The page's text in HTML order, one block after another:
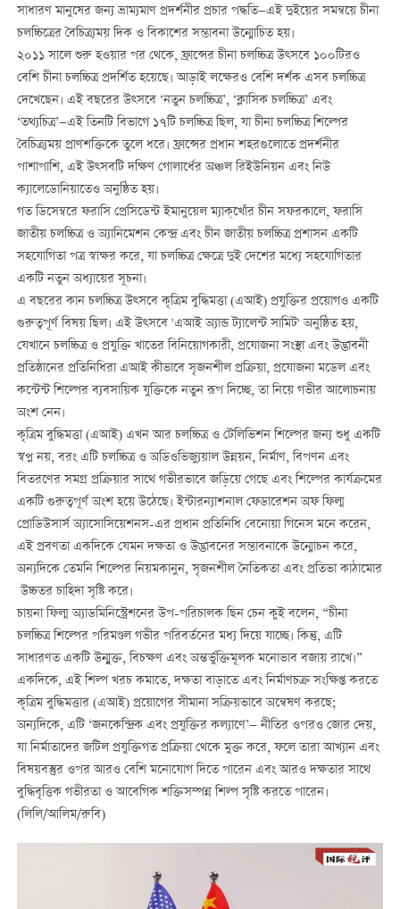
সাধারণ মানুষের জন্য ভ্রাম্যমাণ প্রদর্শনীর প্রচার পদ্ধতি—এই দুইয়ের সমন্বয়ে চীনা
চলচ্চিত্রের বৈচিত্র্যময় দিক ও বিকাশের সম্ভাবনা উন্মোচিত হয়।
২০১১ সালে শুরু হওয়ার পর থেকে, ফ্রান্সের চীনা চলচ্চিত্র উত্সবে ১০০টিরও
বেশি চীনা চলচ্চিত্র প্রদর্শিত হয়েছে। আড়াই লক্ষেরও বেশি দর্শক এসব চলচ্চিত্র
দেখেছেন। এই বছরের উত্সবে ‘নতুন চলচ্চিত্র’, ‘ক্লাসিক চলচ্চিত্র’ এবং
‘তথ্যচিত্র’—এই তিনটি বিভাগে ১৭টি চলচ্চিত্র ছিল, যা চীনা চলচ্চিত্র শিল্পের
বৈচিত্র্যময় প্রাণশক্তিকে তুলে ধরে। ফ্রান্সের প্রধান শহরগুলোতে প্রদর্শনীর
পাশাপাশি, এই উত্সবটি দক্ষিণ গোলার্ধের অঞ্চল রিইউনিয়ন এবং নিউ
ক্যালেডোনিয়াতেও অনুষ্ঠিত হয়।
গত ডিসেম্বরে ফরাসি প্রেসিডেন্ট ইমানুয়েল ম্যাক্‌খোঁর চীন সফরকালে, ফরাসি
জাতীয় চলচ্চিত্র ও অ্যানিমেশন কেন্দ্র এবং চীন জাতীয় চলচ্চিত্র প্রশাসন একটি
সহযোগিতা পত্র স্বাক্ষর করে, যা চলচ্চিত্র ক্ষেত্রে দুই দেশের মধ্যে সহযোগিতার
একটি নতুন অধ্যায়ের সূচনা।
এ বছরের কান চলচ্চিত্র উত্সবে কৃত্রিম বুদ্ধিমত্তা (এআই) প্রযুক্তির প্রয়োগও একটি
গুরুত্বপূর্ণ বিষয় ছিল। এই উত্সবে 'এআই অ্যান্ড ট্যালেন্ট সামিট' অনুষ্ঠিত হয়,
যেখানে চলচ্চিত্র ও প্রযুক্তি খাতের বিনিয়োগকারী, প্রযোজনা সংস্থা এবং উদ্ভাবনী
প্রতিষ্ঠানের প্রতিনিধিরা এআই কীভাবে সৃজনশীল প্রক্রিয়া, প্রযোজনা মডেল এবং
কন্টেন্ট শিল্পের ব্যবসায়িক যুক্তিকে নতুন রূপ দিচ্ছে, তা নিয়ে গভীর আলোচনায়
অংশ নেন।
কৃত্রিম বুদ্ধিমত্তা (এআই) এখন আর চলচ্চিত্র ও টেলিভিশন শিল্পের জন্য শুধু একটি
স্বপ্ন নয়, বরং এটি চলচ্চিত্র ও অডিওভিজ্যুয়াল উন্নয়ন, নির্মাণ, বিপণন এবং
বিতরণের সমগ্র প্রক্রিয়ার সাথে গভীরভাবে জড়িয়ে গেছে এবং শিল্পের কার্যক্রমের
একটি গুরুত্বপূর্ণ অংশ হয়ে উঠেছে। ইন্টারন্যাশনাল ফেডারেশন অফ ফিল্ম
প্রোডিউসার্স অ্যাসোসিয়েশনস-এর প্রধান প্রতিনিধি বেনোয়া গিনেস মনে করেন,
এই প্রবণতা একদিকে যেমন দক্ষতা ও উদ্ভাবনের সম্ভাবনাকে উন্মোচন করে,
অন্যদিকে তেমনি শিল্পের নিয়মকানুন, সৃজনশীল নৈতিকতা এবং প্রতিভা কাঠামোর
উচ্চতর চাহিদা সৃষ্টি করে।
চায়না ফিল্ম অ্যাডমিনিস্ট্রেশনের উপ-পরিচালক ছিন চেন কুই বলেন, “চীনা
চলচ্চিত্র শিল্পের পরিমণ্ডল গভীর পরিবর্তনের মধ্য দিয়ে যাচ্ছে। কিন্তু, এটি
সাধারণত একটি উন্মুক্ত, বিচক্ষণ এবং অন্তর্ভুক্তিমূলক মনোভাব বজায় রাখে।”
একদিকে, এই শিল্প খরচ কমাতে, দক্ষতা বাড়াতে এবং নির্মাণচক্র সংক্ষিপ্ত করতে
কৃত্রিম বুদ্ধিমত্তার (এআই) প্রয়োগের সীমানা সক্রিয়ভাবে অন্বেষণ করছে;
অন্যদিকে, এটি ‘জনকেন্দ্রিক এবং প্রযুক্তির কল্যাণে’— নীতির ওপরও জোর দেয়,
যা নির্মাতাদের জটিল প্রযুক্তিগত প্রক্রিয়া থেকে মুক্ত করে, ফলে তারা আখ্যান এবং
বিষয়বস্তুর ওপর আরও বেশি মনোযোগ দিতে পারেন এবং আরও দক্ষতার সাথে
বুদ্ধিবৃত্তিক গভীরতা ও আবেগিক শক্তিসম্পন্ন শিল্প সৃষ্টি করতে পারেন।
(লিলি/আলিম/রুবি)